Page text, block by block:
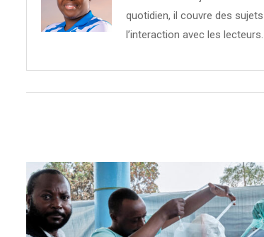
quotidien, il couvre des
l’interaction avec les lecteurs.